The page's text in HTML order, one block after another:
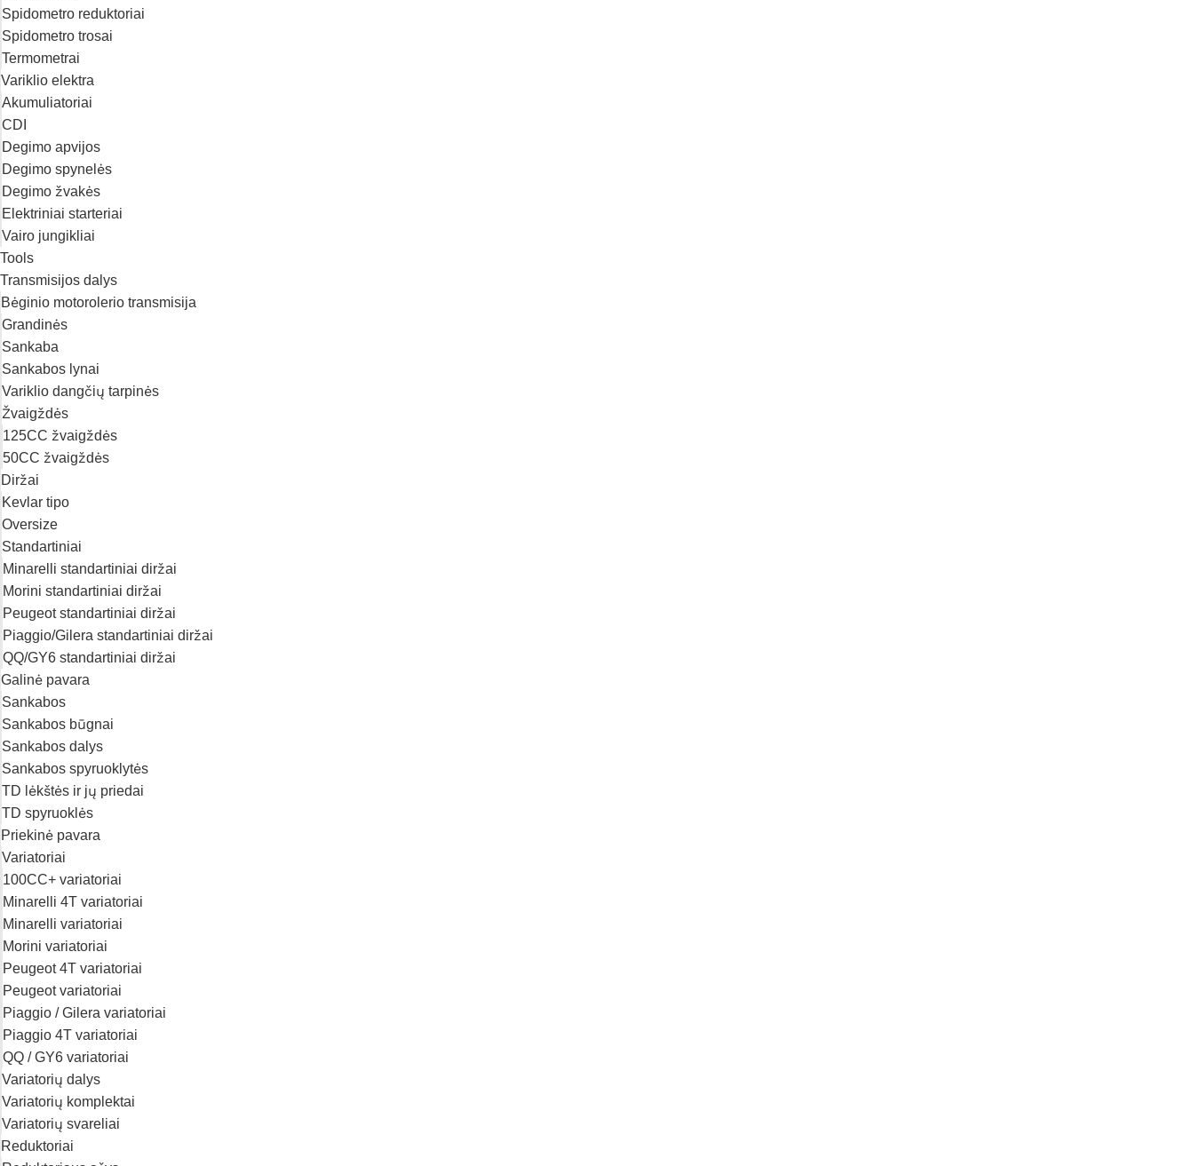
Spidometro reduktoriai
Spidometro trosai
Termometrai
Variklio elektra
Akumuliatoriai
CDI
Degimo apvijos
Degimo spynelės
Degimo žvakės
Elektriniai starteriai
Vairo jungikliai
Tools
Transmisijos dalys
Bėginio motorolerio transmisija
Grandinės
Sankaba
Sankabos lynai
Variklio dangčių tarpinės
Žvaigždės
125CC žvaigždės
50CC žvaigždės
Diržai
Kevlar tipo
Oversize
Standartiniai
Minarelli standartiniai diržai
Morini standartiniai diržai
Peugeot standartiniai diržai
Piaggio/Gilera standartiniai diržai
QQ/GY6 standartiniai diržai
Galinė pavara
Sankabos
Sankabos būgnai
Sankabos dalys
Sankabos spyruoklytės
TD lėkštės ir jų priedai
TD spyruoklės
Priekinė pavara
Variatoriai
100CC+ variatoriai
Minarelli 4T variatoriai
Minarelli variatoriai
Morini variatoriai
Peugeot 4T variatoriai
Peugeot variatoriai
Piaggio / Gilera variatoriai
Piaggio 4T variatoriai
QQ / GY6 variatoriai
Variatorių dalys
Variatorių komplektai
Variatorių svareliai
Reduktoriai